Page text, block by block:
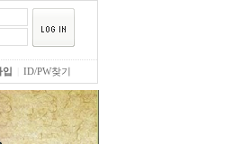
입 ID/PW찾기